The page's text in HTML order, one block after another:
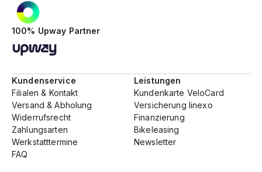
100% Upway Partner
Kundenservice
Filialen & Kontakt
Versand & Abholung
Widerrufsrecht
Zahlungsarten
Werkstatttermine
FAQ
Leistungen
Kundenkarte VeloCard
Versicherung linexo
Finanzierung
Bikeleasing
Newsletter